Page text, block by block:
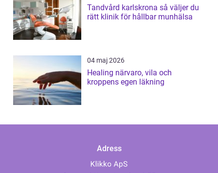
Tandvård karlskrona så väljer du
rätt klinik för hållbar munhälsa
04 maj 2026
Healing närvaro, vila och
kroppens egen läkning
Adress